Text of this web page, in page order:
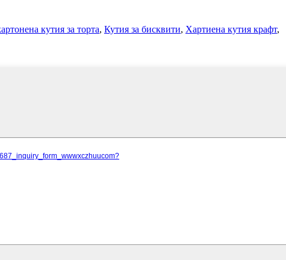
кутия за торта, Кутия за бисквити, Хартиена кутия крафт,